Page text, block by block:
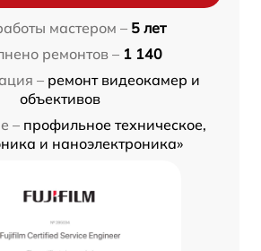
мастером – 5 лет
ремонтов – 1 140
– ремонт видеокамер и
объективов
– профильное техническое,
и наноэлектроника»